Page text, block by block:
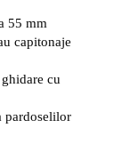
55 mm
capitonaje
cu
pardoselilor